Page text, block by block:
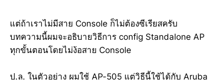
แต่ถ้าเราไม่มีสาย Console ก็ไม่ต้องซีเรียสครับ
บทความนี้ผมจะอธิบายวิธีการ config Standalone AP
ทุกขั้นตอนโดยไม่ง้อสาย Console
ป.ล. ในตัวอย่าง ผมใช้ AP-505 แต่วิธีนี้ใช้ได้กับ Aruba